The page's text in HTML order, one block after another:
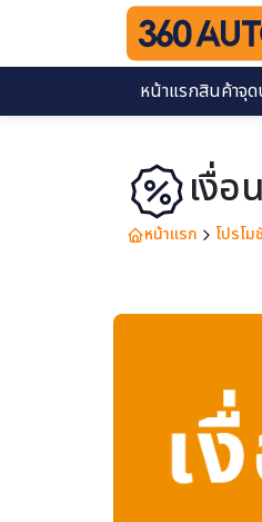
หน้าแรกสินค้าจุ
เงื่อ
หน้าแรก โปรโม